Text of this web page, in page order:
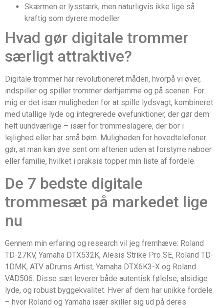
Skærmen er lysstærk, men naturligvis ikke lige så
kraftig som dyrere modeller
Hvad gør digitale trommer
særligt attraktive?
Digitale trommer har revolutioneret måden, hvorpå vi øver,
indspiller og spiller trommer derhjemme og på scenen. For
mig er det især muligheden for at spille lydsvagt, kombineret
med utallige lyde og integrerede øvefunktioner, der gør dem
helt uundværlige – især for trommeslagere, der bor i
lejlighed eller har små børn. Muligheden for hovedtelefoner
gør, at man kan øve sent om aftenen uden at forstyrre naboer
eller familie, hvilket i praksis topper min liste af fordele.
De 7 bedste digitale
trommesæt på markedet lige
nu
Gennem min erfaring og research vil jeg fremhæve: Roland
TD-27KV, Yamaha DTX532K, Alesis Strike Pro SE, Roland TD-
1DMK, ATV aDrums Artist, Yamaha DTX6K3-X og Roland
VAD506. Disse sæt leverer både autentisk følelse, alsidige
lyde, og robust byggekvalitet. Hver af dem har unikke fordele
– hvor Roland og Yamaha især skiller sig ud på deres